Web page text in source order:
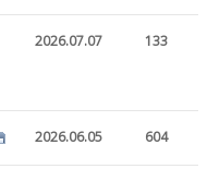
2026.07.07 133
2026.06.05 604